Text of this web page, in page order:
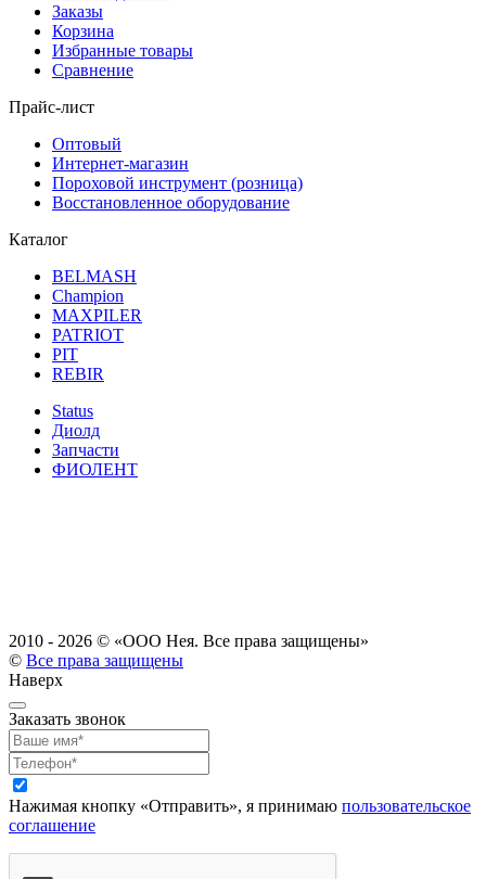
Заказы
Корзина
Избранные товары
Сравнение
Прайс-лист
Оптовый
Интернет-магазин
Пороховой инструмент (розница)
Восстановленное оборудование
Каталог
BELMASH
Champion
MAXPILER
PATRIOT
PIT
REBIR
Status
Диолд
Запчасти
ФИОЛЕНТ
2010 - 2026 © «ООО Нея. Все права защищены»
© Все права защищены
Наверх
Заказать звонок
Нажимая кнопку «Отправить», я принимаю пользовательское
соглашение